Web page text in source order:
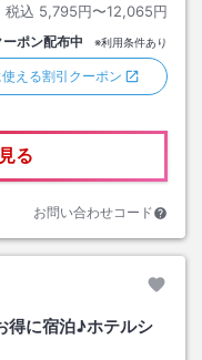
税込 5,795円〜12,065円
ポン配布中 ※利用条件あり
える割引クーポン
る
お問い合わせコード
得に宿泊♪ホテルシ